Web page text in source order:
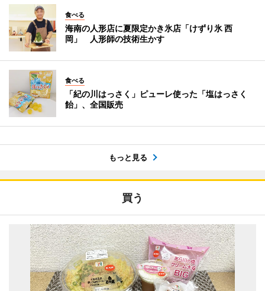
食べる
海南の人形店に夏限定かき氷店「けずり氷 西
岡」 人形師の技術生かす
食べる
「紀の川はっさく」ピューレ使った「塩はっさく
飴」、全国販売
もっと見る
買う